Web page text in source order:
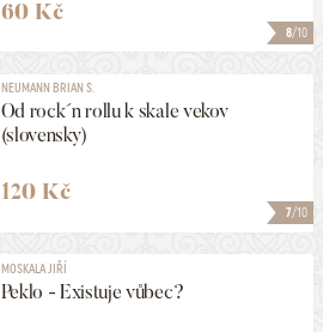
8/10
60 Kč
7/10
NEUMANN BRIAN S.
Od rock´n rollu k skale vekov
(slovensky)
120 Kč
MOSKALA JIŘÍ
Peklo - Existuje vůbec?